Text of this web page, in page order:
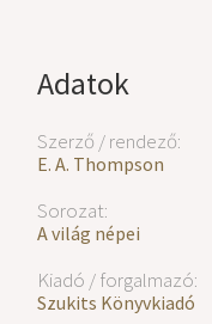
Adatok
Szerző / rendező:
E. A. Thompson
Sorozat:
A világ népei
Kiadó / forgalmazó:
Szukits Könyvkiadó